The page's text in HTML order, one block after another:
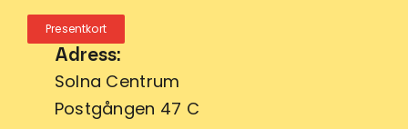
Presentkort
Adress:
Solna Centrum
Postgången 47 C